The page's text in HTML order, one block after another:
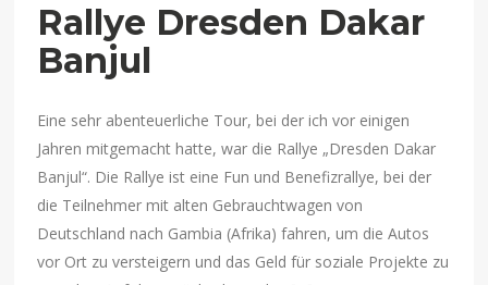
Rallye Dresden Dakar
Banjul
Eine sehr abenteuerliche Tour, bei der ich vor einigen
Jahren mitgemacht hatte, war die Rallye „Dresden Dakar
Banjul“. Die Rallye ist eine Fun und Benefizrallye, bei der
die Teilnehmer mit alten Gebrauchtwagen von
Deutschland nach Gambia (Afrika) fahren, um die Autos
vor Ort zu versteigern und das Geld für soziale Projekte zu